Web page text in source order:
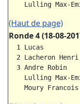
Lulling Max-
(Haut de page)
Ronde 4 (18-08-
1 Lucas
2 Lacheron
3 Andre Robin
Lulling Max-
Moury